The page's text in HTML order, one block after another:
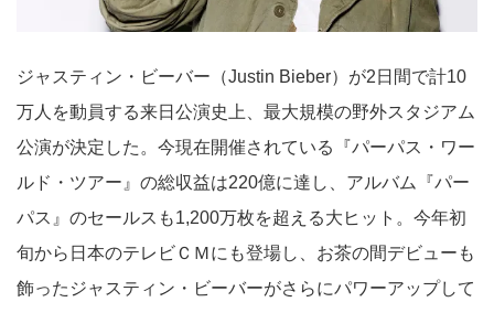
ジャスティン・ビーバー（Justin Bieber）が2日間で計10
万人を動員する来日公演史上、最大規模の野外スタジアム
公演が決定した。今現在開催されている『パーパス・ワー
ルド・ツアー』の総収益は220億に達し、アルバム『パー
パス』のセールスも1,200万枚を超える大ヒット。今年初
旬から日本のテレビＣＭにも登場し、お茶の間デビューも
飾ったジャスティン・ビーバーがさらにパワーアップして